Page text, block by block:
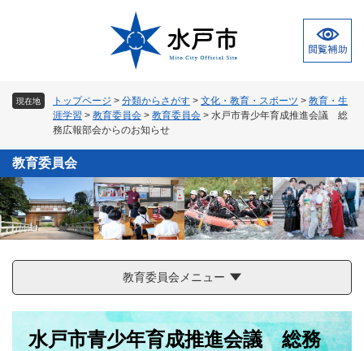
文
へ
現在地 トップページ > 分類からさがす > 文化・教育・スポーツ > 教育・生
涯学習 > 教育委員会 > 教育委員会 > 水戸市青少年育成推進会議 総
務広報部会からのお知らせ
教育委員会
教育委員会メニュー
水戸市青少年育成推進会議 総務